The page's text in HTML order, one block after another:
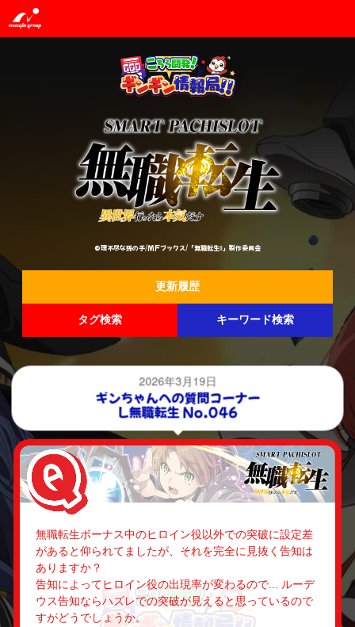
©理不尽な孫の手/MFブックス/「無職転生Ⅱ」製作委員会
更新履歴
タグ検索 キーワード検索
2026年3月19日
ギンちゃんへの質問コーナー
L無職転生 No.046
無職転生ボーナス中のヒロイン役以外での突破に設定差
があると仰られてましたが、それを完全に見抜く告知は
ありますか？
告知によってヒロイン役の出現率が変わるので... ルーデ
ウス告知ならハズレでの突破が見えると思っているので
すがどうでしょうか。